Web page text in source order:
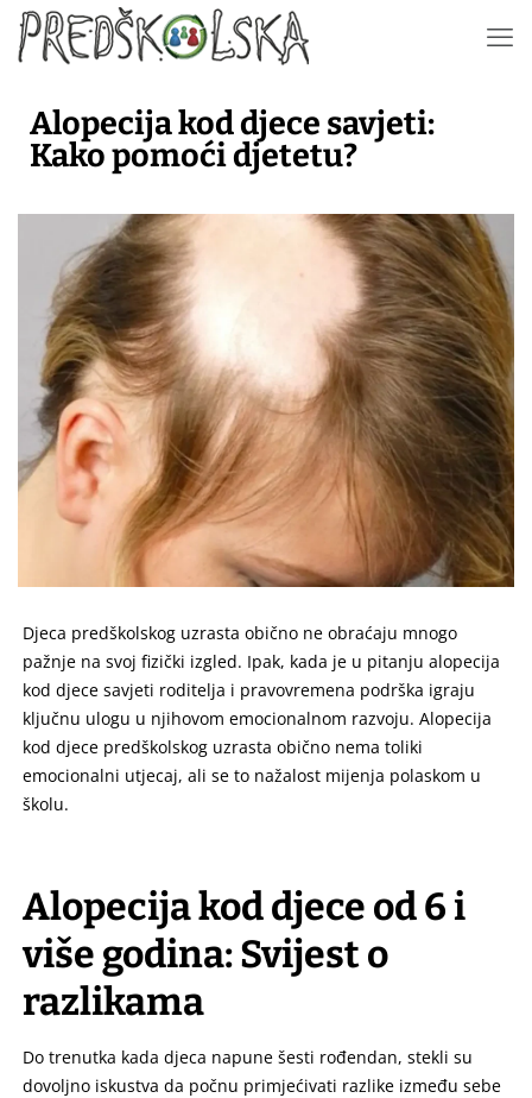
Alopecija kod djece savjeti:
Kako pomoći djetetu?
Djeca predškolskog uzrasta obično ne obraćaju mnogo
pažnje na svoj fizički izgled. Ipak, kada je u pitanju alopecija
kod djece savjeti roditelja i pravovremena podrška igraju
ključnu ulogu u njihovom emocionalnom razvoju. Alopecija
kod djece predškolskog uzrasta obično nema toliki
emocionalni utjecaj, ali se to nažalost mijenja polaskom u
školu.
Alopecija kod djece od 6 i
više godina: Svijest o
razlikama
Do trenutka kada djeca napune šesti rođendan, stekli su
dovoljno iskustva da počnu primjećivati razlike između sebe